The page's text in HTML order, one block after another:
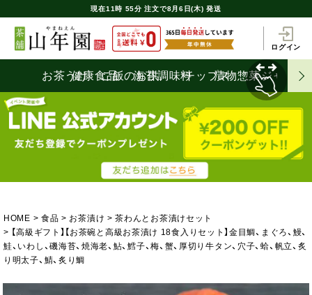
現在11時 55分 注文で8月6日(木) 発送
ログイン
お茶うけ健康食品ご飯のお供
海苔調味料チップス
漬物惣菜ジャム
HOME 食品 お茶漬け
茶わんとお茶漬けセット
【高級ギフト】【お茶碗と高級お茶漬け 18食入りセット】金目鯛、まぐろ、鰻、
鮭、いわし、磯海苔、焼海老、鮎、鱈子、梅、蟹、厚切り牛タン、穴子、蛤、帆立、炙
り明太子、鯖、炙り鯛